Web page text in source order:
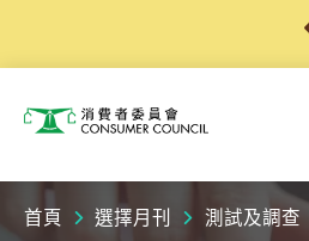
消費者委員會
首頁 選擇月刊 測試及調查